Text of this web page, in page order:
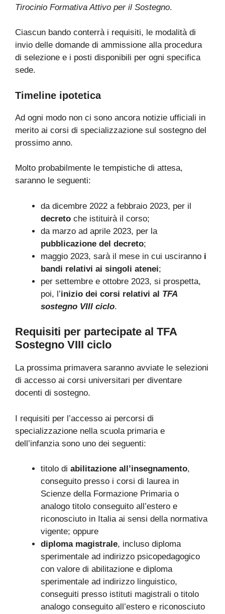
Tirocinio Formativa Attivo per il Sostegno.
Ciascun bando conterrà i requisiti, le modalità di
invio delle domande di ammissione alla procedura
di selezione e i posti disponibili per ogni specifica
sede.
Timeline ipotetica
Ad ogni modo non ci sono ancora notizie ufficiali in
merito ai corsi di specializzazione sul sostegno del
prossimo anno.
Molto probabilmente le tempistiche di attesa,
saranno le seguenti:
da dicembre 2022 a febbraio 2023, per il
decreto che istituirà il corso;
da marzo ad aprile 2023, per la
pubblicazione del decreto;
maggio 2023, sarà il mese in cui usciranno i
bandi relativi ai singoli atenei;
per settembre e ottobre 2023, si prospetta,
poi, l’inizio dei corsi relativi al TFA
sostegno VIII ciclo.
Requisiti per partecipate al TFA
Sostegno VIII ciclo
La prossima primavera saranno avviate le selezioni
di accesso ai corsi universitari per diventare
docenti di sostegno.
I requisiti per l’accesso ai percorsi di
specializzazione nella scuola primaria e
dell’infanzia sono uno dei seguenti:
titolo di abilitazione all’insegnamento,
conseguito presso i corsi di laurea in
Scienze della Formazione Primaria o
analogo titolo conseguito all’estero e
riconosciuto in Italia ai sensi della normativa
vigente; oppure
diploma magistrale, incluso diploma
sperimentale ad indirizzo psicopedagogico
con valore di abilitazione e diploma
sperimentale ad indirizzo linguistico,
conseguiti presso istituti magistrali o titolo
analogo conseguito all’estero e riconosciuto